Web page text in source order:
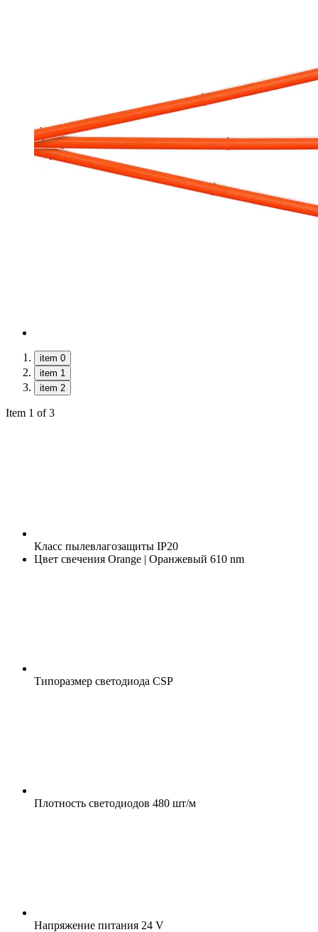
item 0
item 1
item 2
Item 1 of 3
Класс пылевлагозащиты IP20
Цвет свечения Orange | Оранжевый 610 nm
Типоразмер светодиода CSP
Плотность светодиодов 480 шт/м
Напряжение питания 24 V